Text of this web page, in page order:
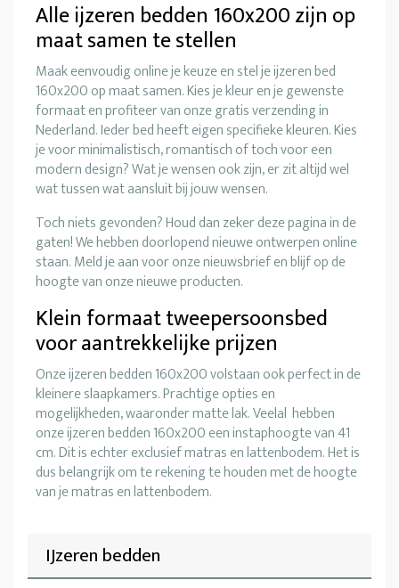
Alle ijzeren bedden 160x200 zijn op
maat samen te stellen
Maak eenvoudig online je keuze en stel je ijzeren bed
160x200 op maat samen. Kies je kleur en je gewenste
formaat en profiteer van onze gratis verzending in
Nederland. Ieder bed heeft eigen specifieke kleuren. Kies
je voor minimalistisch, romantisch of toch voor een
modern design? Wat je wensen ook zijn, er zit altijd wel
wat tussen wat aansluit bij jouw wensen.
Toch niets gevonden? Houd dan zeker deze pagina in de
gaten! We hebben doorlopend nieuwe ontwerpen online
staan. Meld je aan voor onze nieuwsbrief en blijf op de
hoogte van onze nieuwe producten.
Klein formaat tweepersoonsbed
voor aantrekkelijke prijzen
Onze ijzeren bedden 160x200 volstaan ook perfect in de
kleinere slaapkamers. Prachtige opties en
mogelijkheden, waaronder matte lak. Veelal hebben
onze ijzeren bedden 160x200 een instaphoogte van 41
cm. Dit is echter exclusief matras en lattenbodem. Het is
dus belangrijk om te rekening te houden met de hoogte
van je matras en lattenbodem.
IJzeren bedden